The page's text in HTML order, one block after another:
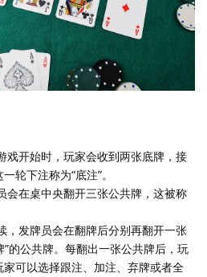
戏开始时，玩家会收到两张底牌，接
轮下注称为“底注”。
会在桌中央翻开三张公共牌，这被称
，发牌员会在翻牌后分别再翻开一张
”的公共牌。每翻出一张公共牌后，玩
可以选择跟注、加注、弃牌或者全